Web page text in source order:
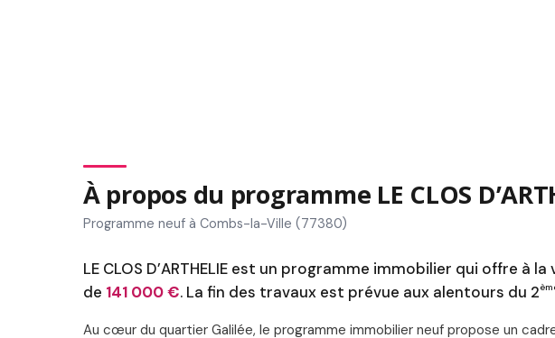
À propos du programme LE CLOS
Programme neuf à Combs-la-Ville (77380)
LE CLOS D’ARTHELIE est un programme immobilier qui offre à la
de 141 000 €. La fin des travaux est prévue aux alentours du 2
Au cœur du quartier Galilée, le programme immobilier neuf propose un